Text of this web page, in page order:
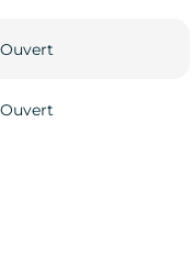
Ouvert
Ouvert